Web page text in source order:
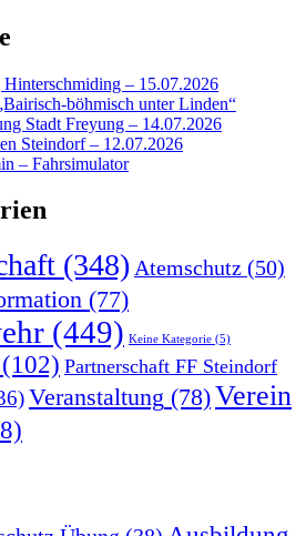
– 15.07.2026
böhmisch unter Linden“
Stadt Freyung – 14.07.2026
Steindorf – 12.07.2026
– Fahrsimulator
(348) Atemschutz (50)
(77)
(449) Keine Kategorie (5)
(102) Partnerschaft FF Steindorf
Veranstaltung (78)Verein